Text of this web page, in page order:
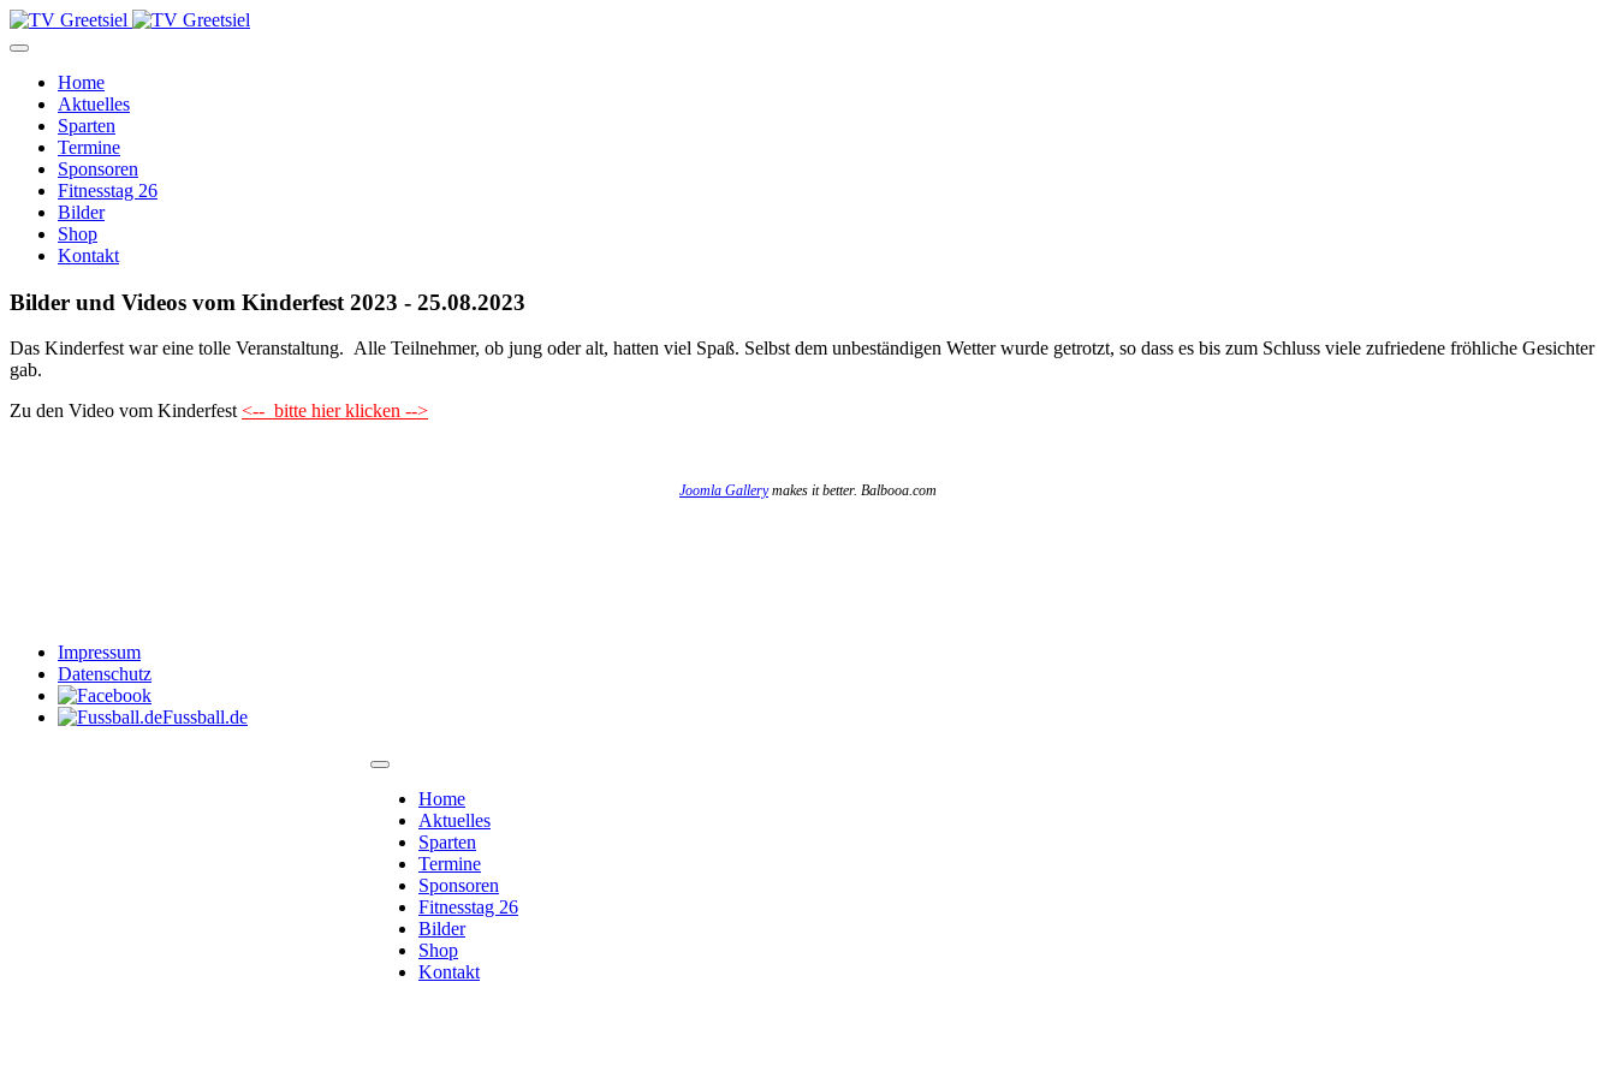
Home
Aktuelles
Sparten
Termine
Sponsoren
Fitnesstag 26
Bilder
Shop
Kontakt
Bilder und Videos vom Kinderfest 2023 - 25.08.2023
Das Kinderfest war eine tolle Veranstaltung. Alle Teilnehmer, ob jung oder alt, hatten viel Spaß. Selbst dem unbeständigen Wetter wurde getrotzt, so dass es bis zum Schluss viele zufriedene fröhliche Gesichter
gab.
Zu den Video vom Kinderfest<-- bitte hier klicken -->
Joomla Gallerymakes it better. Balbooa.com
Impressum
Datenschutz
Fussball.de
Home
Aktuelles
Sparten
Termine
Sponsoren
Fitnesstag 26
Bilder
Shop
Kontakt